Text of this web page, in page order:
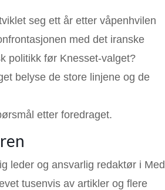
seg ett år etter våpenhvilen
med det iranske
politikk før Knesset-valget?
belyse de store linjene og de
etter foredraget.
leder og ansvarlig redaktør i Med
tusenvis av artikler og flere